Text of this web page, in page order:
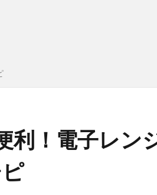
利！電子レン